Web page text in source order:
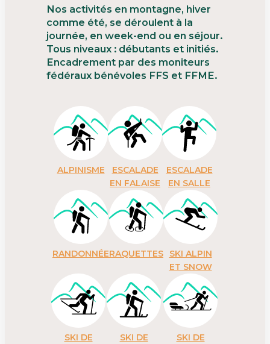
Nos activités en montagne, hiver
comme été, se déroulent à la
journée, en week-end ou en séjour.
Tous niveaux : débutants et initiés.
Encadrement par des moniteurs
fédéraux bénévoles FFS et FFME.
ALPINISME
ESCALADE
EN FALAISE
ESCALADE
EN SALLE
RANDONNÉERAQUETTES
SKI ALPIN
ET SNOW
SKI DE
SKI DE
SKI DE